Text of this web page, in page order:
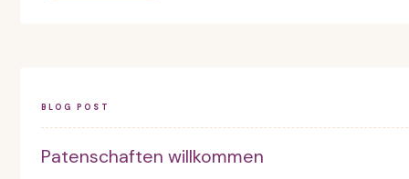
BLOG POST
Patenschaften willkommen